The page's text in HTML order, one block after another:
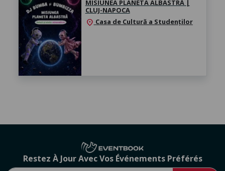
MISIUNEA PLANETA ALBASTRĂ |
CLUJ-NAPOCA
location_on Casa de Cultură a Studenților
Restez À Jour Avec Vos Événements Préférés